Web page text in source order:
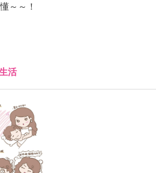
～～！
活